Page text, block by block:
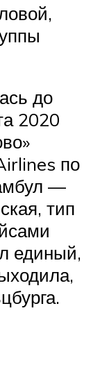
до
2020
по
—
тип
единый,